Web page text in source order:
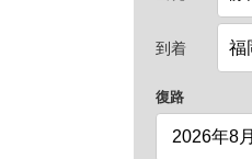
到着
復路